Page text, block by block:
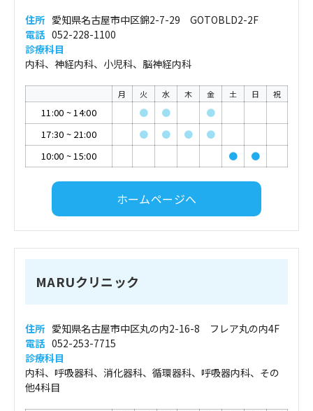
住所 愛知県名古屋市中区錦2-7-29 GOTOBLD2-2F
電話 052-228-1100
診療科目
内科、神経内科、小児科、脳神経内科
月 火 水 木 金 土 日 祝
11:00 ~14:00 ● ●
●
17:30 ~ 21:00 ● ● ●
●
10:00 ~15:00 ● ●
ホームページへ
MARUクリニック
住所 愛知県名古屋市中区丸の内2-16-8 フレア丸の内4F
電話 052-253-7715
診療科目
内科、呼吸器科、消化器科、循環器科、呼吸器内科、その
他4科目